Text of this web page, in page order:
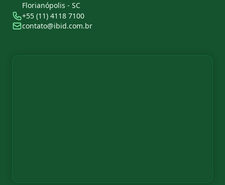
Florianópolis - SC
+55 (11) 4118 7100
contato@ibid.com.br